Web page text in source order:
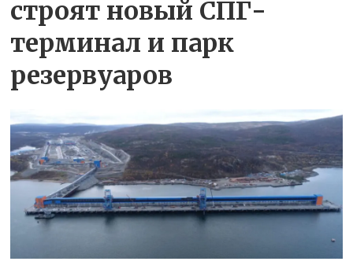
строят новый СПГ-
терминал и парк
резервуаров